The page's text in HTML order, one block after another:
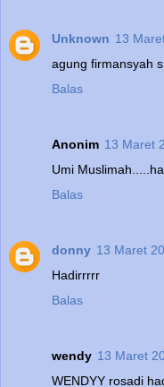
Unknown 13
agung firmansyah
Balas
Anonim 13 Maret
Umi
Balas
donny 13 Maret
Hadirrrrr
Balas
wendy 13 Maret
WENDYY rosadi